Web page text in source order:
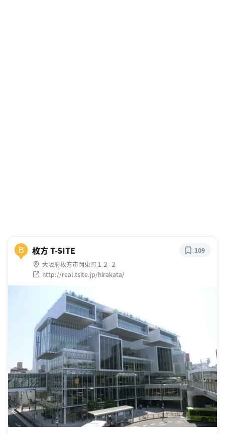
B 枚方 T-SITE
大阪府枚方市岡東町１２-２
http://real.tsite.jp/hirakata/
109